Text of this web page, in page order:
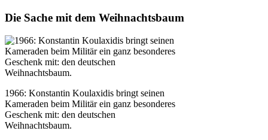
Die Sache mit dem Weihnachtsbaum
1966: Konstantin Koulaxidis bringt seinen
Kameraden beim Militär ein ganz besonderes
Geschenk mit: den deutschen
Weihnachtsbaum.